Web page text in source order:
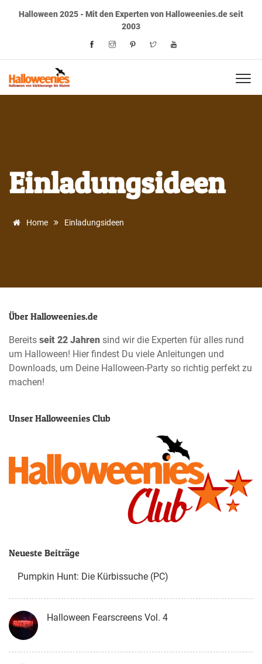
Halloween 2025 - Mit den Experten von Halloweenies.de seit
2003
Einladungsideen
Home Einladungsideen
Über Halloweenies.de
Bereits seit 22 Jahren sind wir die Experten für alles rund
um Halloween! Hier findest Du viele Anleitungen und
Downloads, um Deine Halloween-Party so richtig perfekt zu
machen!
Unser Halloweenies Club
Neueste Beiträge
Pumpkin Hunt: Die Kürbissuche (PC)
Halloween Fearscreens Vol. 4